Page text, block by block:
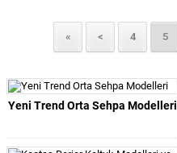
« < 4 5
Yeni Trend Orta Sehpa Modelleri